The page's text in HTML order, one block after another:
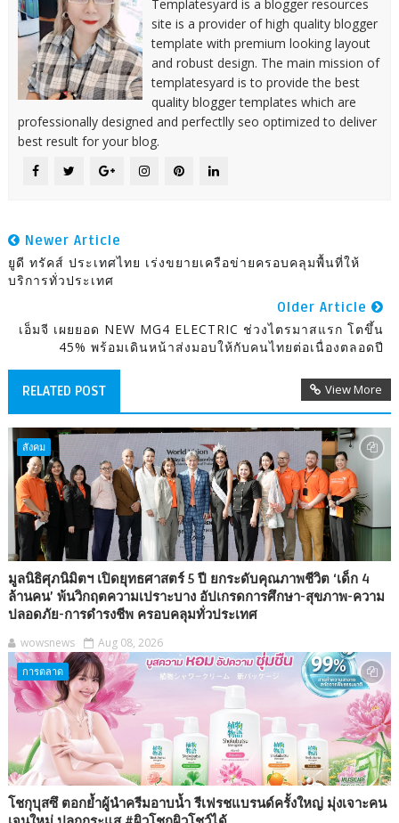
Templatesyard is a blogger resources
site is a provider of high quality blogger
template with premium looking layout
and robust design. The main mission of
templatesyard is to provide the best
quality blogger templates which are
professionally designed and perfectlly seo optimized to deliver
best result for your blog.
Newer Article
ยูดี ทรัคส์ ประเทศไทย เร่งขยายเครือข่ายครอบคลุมพื้นที่ให้
บริการทั่วประเทศ
Older Article
เอ็มจี เผยยอด NEW MG4 ELECTRIC ช่วงไตรมาสแรก โตขึ้น
45% พร้อมเดินหน้าส่งมอบให้กับคนไทยต่อเนื่องตลอดปี
RELATED POST View More
สังคม
มูลนิธิศุภนิมิตฯ เปิดยุทธศาสตร์ 5 ปี ยกระดับคุณภาพชีวิต ‘เด็ก 4
ล้านคน’ พ้นวิกฤตความเปราะบาง อัปเกรดการศึกษา-สุขภาพ-ความ
ปลอดภัย-การดำรงชีพ ครอบคลุมทั่วประเทศ
wowsnews Aug 08, 2026
การตลาด
โชกุบุสซึ ตอกย้ำผู้นำครีมอาบน้ำ รีเฟรชแบรนด์ครั้งใหญ่ มุ่งเจาะคน